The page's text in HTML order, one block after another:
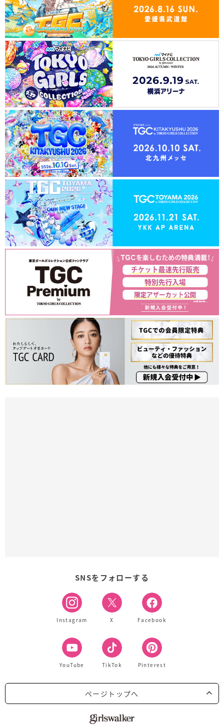
SNSをフォローする
Instagram X Facebook
YouTube TikTok Pinterest
ページトップへ